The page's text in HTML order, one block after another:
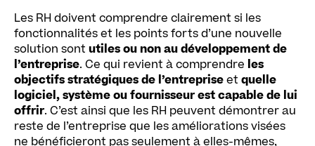
Les RH doivent comprendre clairement si les
fonctionnalités et les points forts d’une nouvelle
solution sont utiles ou non au développement de
l’entreprise. Ce qui revient à comprendre les
objectifs stratégiques de l’entrepriseet quelle
logiciel, système ou fournisseur est capable de lui
offrir. C’est ainsi que les RH peuvent démontrer au
reste de l’entreprise que les améliorations visées
ne bénéficieront pas seulement à elles-mêmes,